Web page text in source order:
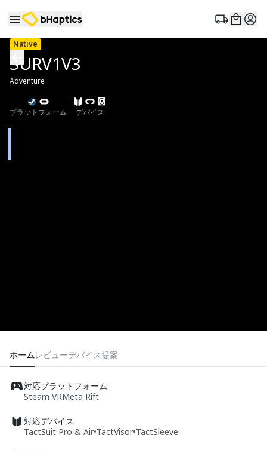
Native
SURV1V3
Adventure
プラットフォーム デバイス
ホームレビューデバイス提案
対応プラットフォーム
Steam VRMeta Rift
対応デバイス
TactSuit Pro & Air•TactVisor•TactSleeve